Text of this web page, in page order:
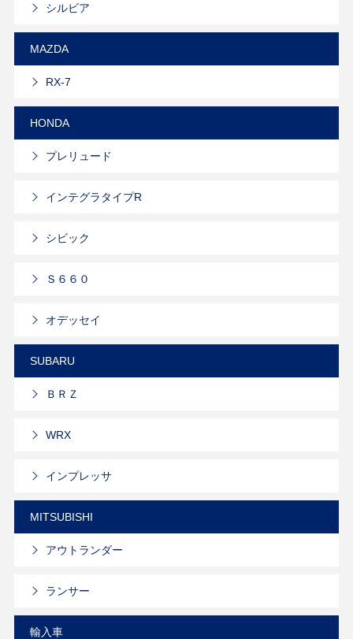
シルビア
MAZDA
RX-7
HONDA
プレリュード
インテグラタイプR
シビック
Ｓ６６０
オデッセイ
SUBARU
ＢＲＺ
WRX
インプレッサ
MITSUBISHI
アウトランダー
ランサー
輸入車